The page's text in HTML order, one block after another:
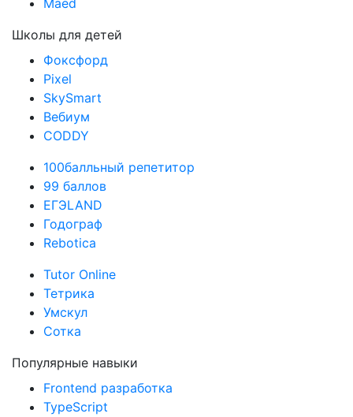
Maed
Школы для детей
Фоксфорд
Pixel
SkySmart
Вебиум
CODDY
100балльный репетитор
99 баллов
ЕГЭLAND
Годограф
Rebotica
Tutor Online
Тетрика
Умскул
Сотка
Популярные навыки
Frontend разработка
TypeScript